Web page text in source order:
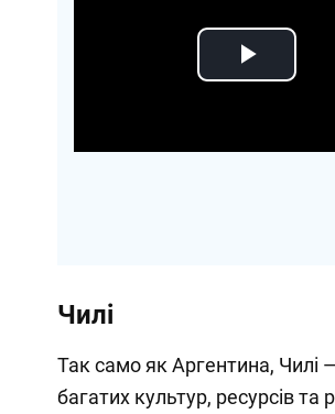
Play
Чилі
Так само як Аргентина, Чилі
багатих культур, ресурсів та